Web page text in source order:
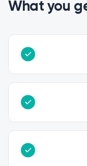
What you